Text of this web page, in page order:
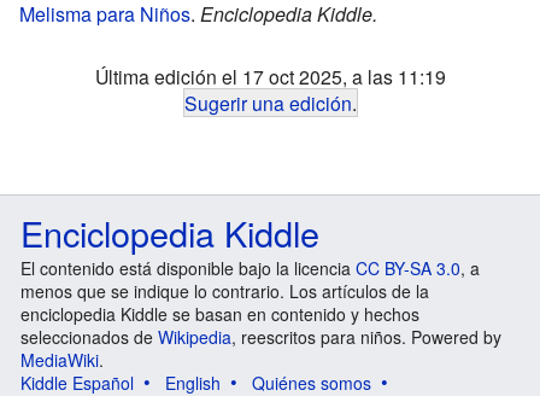
Melisma para Niños. Enciclopedia Kiddle.
Última edición el 17 oct 2025, a las 11:19
Sugerir una edición.
Enciclopedia Kiddle
El contenido está disponible bajo la licencia CC BY-SA 3.0, a
menos que se indique lo contrario. Los artículos de la
enciclopedia Kiddle se basan en contenido y hechos
seleccionados de Wikipedia, reescritos para niños. Powered by
MediaWiki.
Kiddle Español
English
Quiénes somos